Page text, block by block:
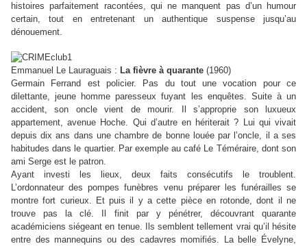
histoires parfaitement racontées, qui ne manquent pas d’un humour
certain, tout en entretenant un authentique suspense jusqu’au
dénouement.
Emmanuel Le Lauraguais : La fièvre à quarante (1960)
Germain Ferrand est policier. Pas du tout une vocation pour ce
dilettante, jeune homme paresseux fuyant les enquêtes. Suite à un
accident, son oncle vient de mourir. Il s’approprie son luxueux
appartement, avenue Hoche. Qui d’autre en hériterait ? Lui qui vivait
depuis dix ans dans une chambre de bonne louée par l’oncle, il a ses
habitudes dans le quartier. Par exemple au café Le Téméraire, dont son
ami Serge est le patron.
Ayant investi les lieux, deux faits consécutifs le troublent.
L’ordonnateur des pompes funèbres venu préparer les funérailles se
montre fort curieux. Et puis il y a cette pièce en rotonde, dont il ne
trouve pas la clé. Il finit par y pénétrer, découvrant quarante
académiciens siégeant en tenue. Ils semblent tellement vrai qu’il hésite
entre des mannequins ou des cadavres momifiés. La belle Évelyne,